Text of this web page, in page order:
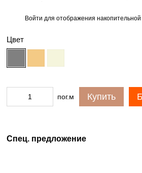
Войти для отображения накопительной
Цвет
пог.м Купить
Спец. предложение